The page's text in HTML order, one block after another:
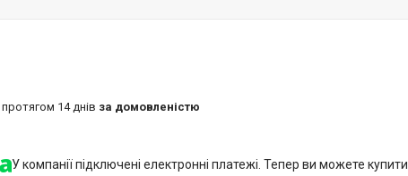
14 днів за домовленістю
У компанії підключені електронні платежі. Тепер ви можете купити